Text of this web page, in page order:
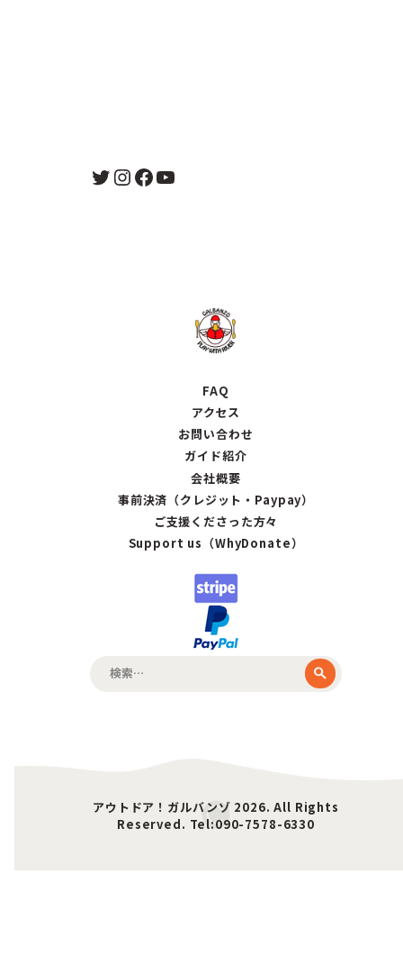
Twitter
Instagram
Facebook
YouTube
FAQ
アクセス
お問い合わせ
ガイド紹介
会社概要
事前決済（クレジット・Paypay）
ご支援くださった方々
Support us（WhyDonate）
アウトドア！ガルバンゾ 2026. All Rights
Reserved. Tel:090-7578-6330